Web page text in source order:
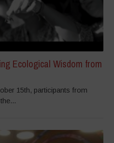
Ecological Wisdom from
15th, participants from